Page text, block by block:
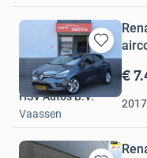
Bewaren
in
Mijn
Favorieten
€
2017
HSV Auto's B.V.
Vaassen